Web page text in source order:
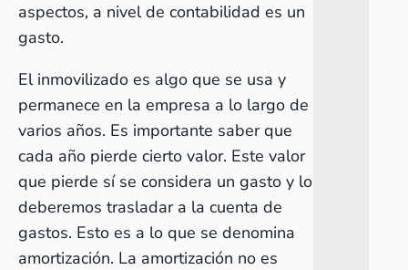
aspectos, a nivel de contabilidad es un
gasto.
El inmovilizado es algo que se usa y
permanece en la empresa a lo largo de
varios años. Es importante saber que
cada año pierde cierto valor. Este valor
que pierde sí se considera un gasto y lo
deberemos trasladar a la cuenta de
gastos. Esto es a lo que se denomina
amortización. La amortización no es